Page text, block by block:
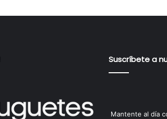
Suscríbete a
Mantente al día